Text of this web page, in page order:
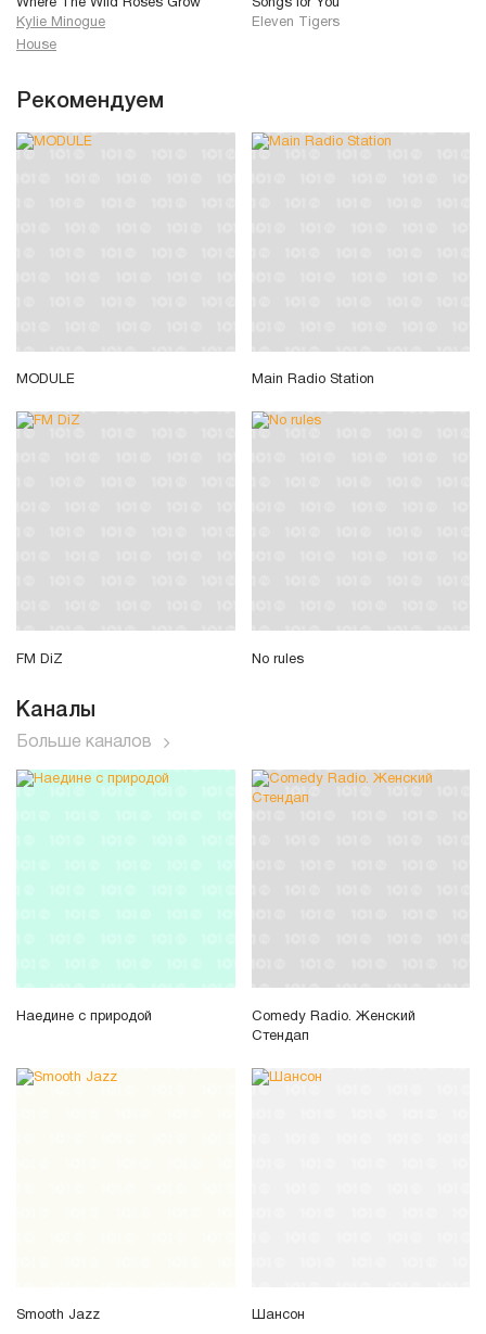
Where The Wild Roses Grow
Kylie Minogue
House
Songs for You
Eleven Tigers
Рекомендуем
MODULE Main Radio Station
FM DiZ No rules
Каналы
Больше каналов
Наедине с природой
Comedy Radio. Женский
Стендап
Smooth Jazz Шансон